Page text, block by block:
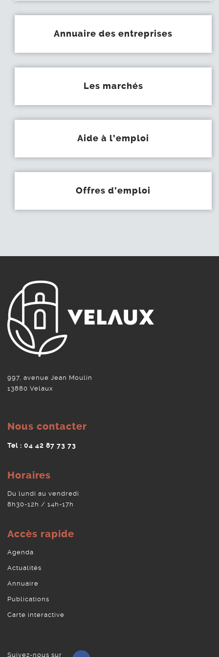
Annuaire des entreprises
Les marchés
Aide à l’emploi
Offres d’emploi
997, avenue Jean Moulin
13880 Velaux
Nous contacter
Tel : 04 42 87 73 73
Horaires
Du lundi au vendredi
8h30-12h / 14h-17h
Accès rapide
Agenda
Actualités
Annuaire
Publications
Carte interactive
Suivez-nous sur